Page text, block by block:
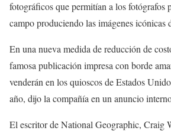
fotográficos que permitían a los fotógrafos
campo produciendo las imágenes icónicas
En una nueva medida de reducción de
famosa publicación impresa con borde
venderán en los quioscos de Estados
año, dijo la compañía en un anuncio
El escritor de National Geographic, Craig